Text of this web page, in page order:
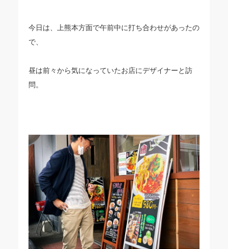
今日は、上熊本方面で午前中に打ち合わせがあったの
で、
昼は前々から気になっていたお店にデザイナーと訪
問。